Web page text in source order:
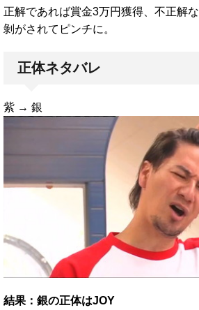
正解であれば賞金3万円獲得、不正解
剝がされてピンチに。
正体ネタバレ
紫 → 銀
結果：銀の正体はJOY